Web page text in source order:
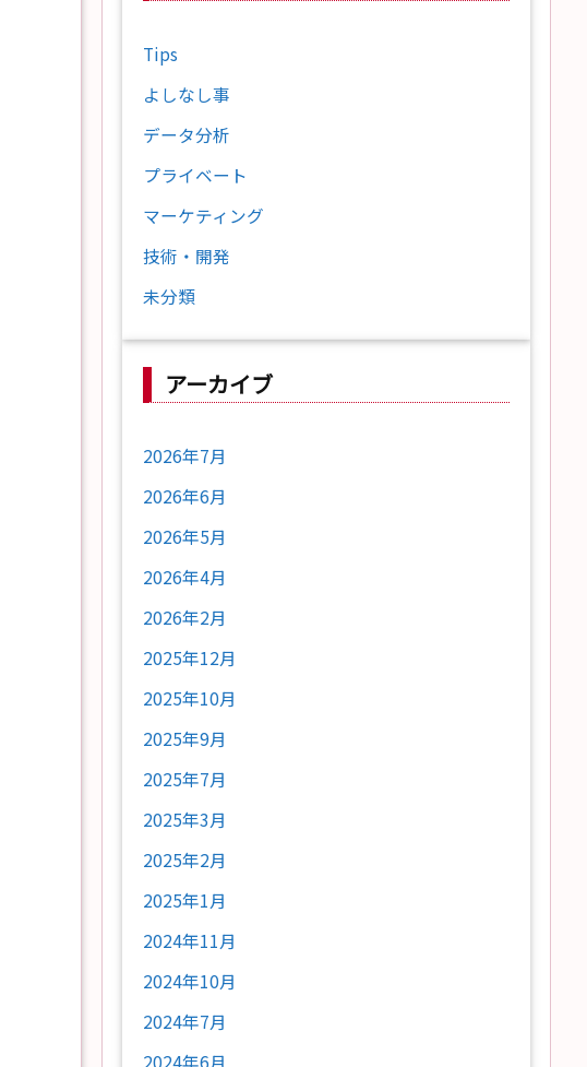
Tips
よしなし事
データ分析
プライベート
マーケティング
技術・開発
未分類
アーカイブ
2026年7月
2026年6月
2026年5月
2026年4月
2026年2月
2025年12月
2025年10月
2025年9月
2025年7月
2025年3月
2025年2月
2025年1月
2024年11月
2024年10月
2024年7月